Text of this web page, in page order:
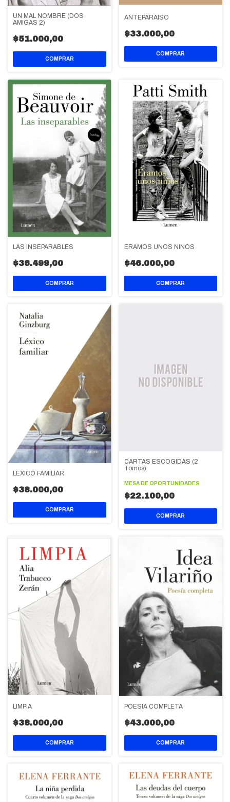
UN MAL NOMBRE (DOS
AMIGAS 2)
$51.000,00
ANTEPARAISO
$33.000,00
LAS INSEPARABLES
$36.499,00
ERAMOS UNOS NIÑOS
$46.000,00
LEXICO FAMILIAR
$38.000,00
CARTAS ESCOGIDAS (2
Tomos)
MESA DE OPORTUNIDADES
$22.100,00
LIMPIA
$38.000,00
POESIA COMPLETA
$43.000,00